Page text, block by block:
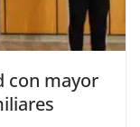
con mayor